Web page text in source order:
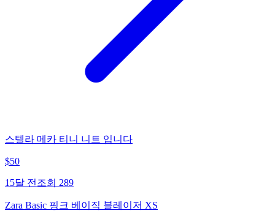
스텔라 메카 티니 니트 입니다
$50
15달 전 조회 289
Zara Basic 핑크 베이직 블레이저 XS